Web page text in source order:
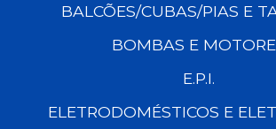
BALCÕES/CUBAS/PIAS E
BOMBAS E
E.P.I.
ELETRODOMÉSTICOS E